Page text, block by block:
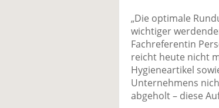
„Die optimale
wichtiger
Fachreferentin
reicht heute nicht
Hygieneartikel
Unternehmens
abgeholt – diese